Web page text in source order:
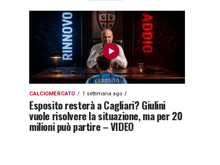
CALCIOMERCATO 1 settimana ago
Esposito resterà a Cagliari? Giulini
vuole risolvere la situazione, ma per 20
milioni può partire – VIDEO